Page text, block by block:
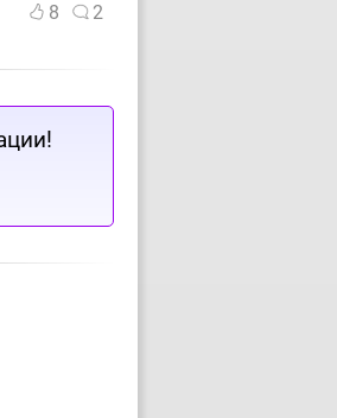
8 2